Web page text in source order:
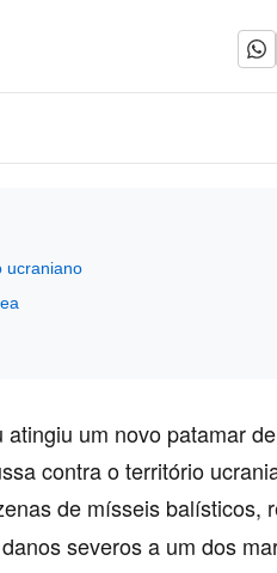
ucraniano
um novo patamar
contra o território
de mísseis balísticos,
severos a um dos